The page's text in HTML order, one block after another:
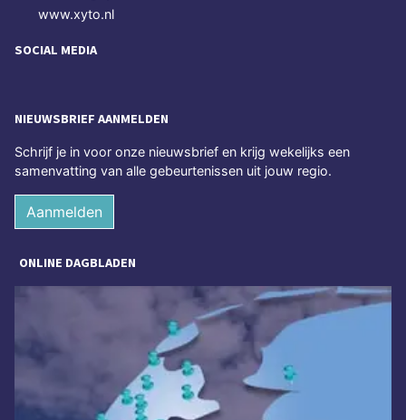
www.xyto.nl
SOCIAL MEDIA
NIEUWSBRIEF AANMELDEN
Schrijf je in voor onze nieuwsbrief en krijg wekelijks een
samenvatting van alle gebeurtenissen uit jouw regio.
Aanmelden
ONLINE DAGBLADEN